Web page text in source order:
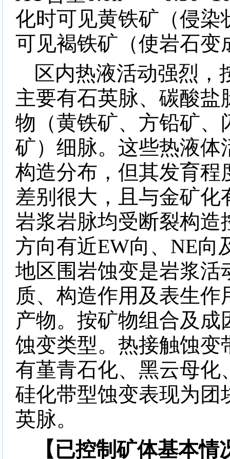
化时可见黄铁矿（侵染
可见褐铁矿（使岩石变
区内热液活动强烈，
主要有石英脉、碳酸盐
物（黄铁矿、方铅矿、
矿）细脉。这些热液体
构造分布，但其发育程
差别很大，且与金矿化
岩浆岩脉均受断裂构造
方向有近EW向、 NE向
地区围岩蚀变是岩浆活
质、构造作用及表生作
产物。按矿物组合及成
蚀变类型。热接触蚀变
有堇青石化、黑云母化
硅化带型蚀变表现为团
英脉。
【已控制矿体基本情